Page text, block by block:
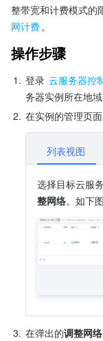
整带宽和计费模式的
网计费。
操作步骤
1. 登录 云服务器控
务器实例所在地域
2. 在实例的管理页
列表视图
选择目标云服
整网络。如下
3. 在弹出的调整网络